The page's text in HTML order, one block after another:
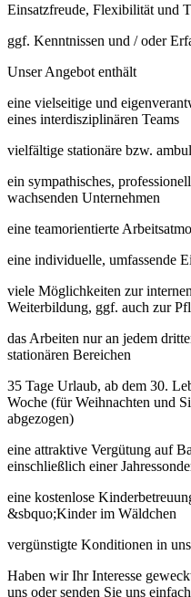
Einsatzfreude, Flexibilität und
ggf. Kenntnissen und / oder
Unser Angebot enthält
eine vielseitige und
eines interdisziplinären Teams
vielfältige stationäre bzw.
ein sympathisches,
wachsenden Unternehmen
eine teamorientierte
eine individuelle, umfassende
viele Möglichkeiten zur
Weiterbildung, ggf. auch zur
das Arbeiten nur an jedem
stationären Bereichen
35 Tage Urlaub, ab dem 30.
Woche (für Weihnachten und
abgezogen)
eine attraktive Vergütung auf
einschließlich einer
eine kostenlose
&sbquo;Kinder im Wäldchen
vergünstigte Konditionen in
Haben wir Ihr Interesse
uns oder senden Sie uns